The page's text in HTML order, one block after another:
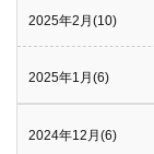
2025年2月(10)
2025年1月(6)
2024年12月(6)